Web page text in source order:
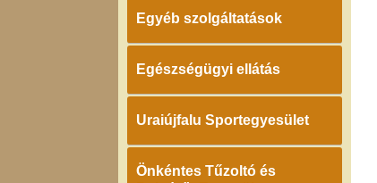
Egyéb szolgáltatások
Egészségügyi ellátás
Uraiújfalu Sportegyesület
Önkéntes Tűzoltó és